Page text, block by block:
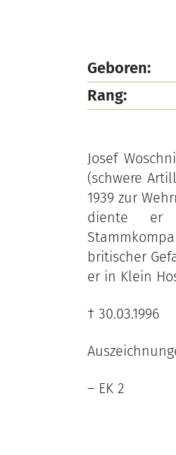
Geboren:
Rang:
Josef
(schwere
1939 zur
diente er
britischer
er in Klein
† 30.03.1996
– EK 2